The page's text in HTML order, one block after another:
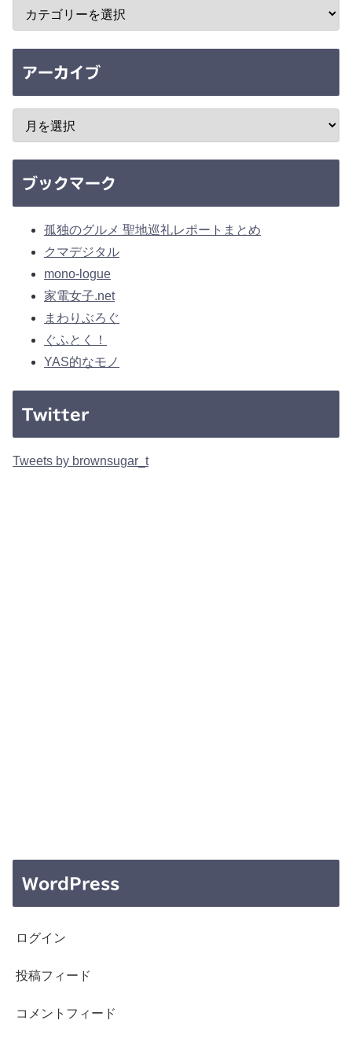
アーカイブ
ブックマーク
孤独のグルメ 聖地巡礼レポートまとめ
クマデジタル
mono-logue
家電女子.net
まわりぶろぐ
ぐふとく！
YAS的なモノ
Twitter
Tweets by brownsugar_t
WordPress
ログイン
投稿フィード
コメントフィード